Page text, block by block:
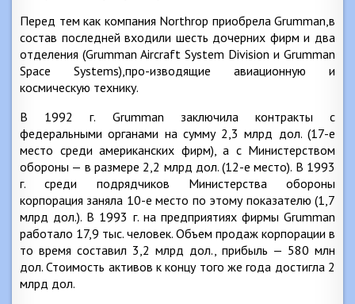
Перед тем как компания Northrop приобрела Grumman,в
состав последней входили шесть дочерних фирм и два
отделения (Grumman Aircraft System Division и Grumman
Space Systems),про-изводящие авиационную и
космическую технику.
В 1992 г. Grumman заключила контракты с
федеральными органами на сумму 2,3 млрд дол. (17-е
место среди американских фирм), а с Министерством
обороны — в размере 2,2 млрд дол. (12-е место). В 1993
г. среди подрядчиков Министерства обороны
корпорация заняла 10-е место по этому показателю (1,7
млрд дол.). В 1993 г. на предприятиях фирмы Grumman
работало 17,9 тыс. человек. Объем продаж корпорации в
то время составил 3,2 млрд дол., прибыль — 580 млн
дол. Стоимость активов к концу того же года достигла 2
млрд дол.